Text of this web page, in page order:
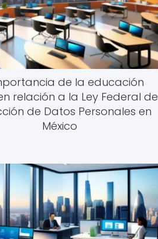
de la educación
relación a la Ley Federal de
de Datos Personales en
México